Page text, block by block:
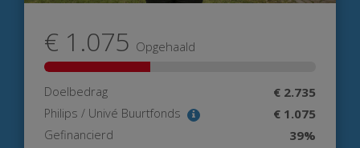
€ 1.075 Opgehaald
Doelbedrag € 2.735
Philips / Univé Buurtfonds € 1.075
Gefinancierd 39%